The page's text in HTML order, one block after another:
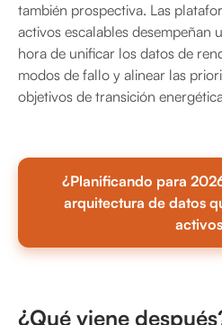
también prospectiva. Las
activos escalables desempeñan
hora de unificar los datos de
modos de fallo y alinear las
objetivos de transición
¿Planificando para
arquitectura de datos
¿Qué viene